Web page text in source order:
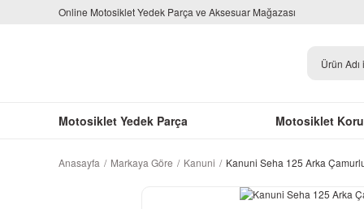
Online Motosiklet Yedek Parça ve Aksesuar Mağazası
Motosiklet Yedek Parça Motosiklet
Anasayfa Markaya Göre Kanuni Kanuni Seha 125 Arka